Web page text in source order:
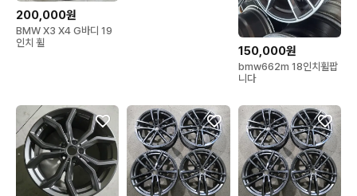
200,000원
BMW X3 X4 G바디 19
인치 휠
150,000원
bmw662m 18인치휠팝
니다